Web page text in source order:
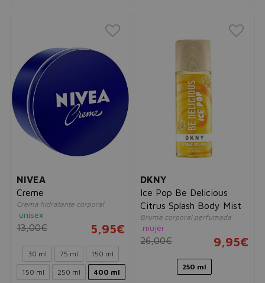
NIVEA
Creme
Crema hidratante corporal
unisex
13,00€ 5,95€
30 ml 75 ml 150 ml
150 ml 250 ml 400 ml
DKNY
Ice Pop Be Delicious
Citrus Splash Body Mist
Bruma corporal perfumada
mujer
26,00€ 9,95€
250 ml